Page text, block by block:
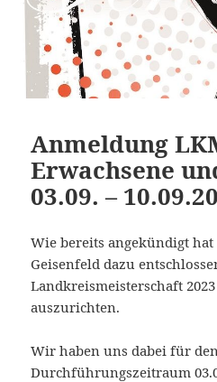
Anmeldung
Erwachsene
03.09. –
Wie bereits angekündigt
Geisenfeld dazu
Landkreismeisterschaft
auszurichten.
Wir haben uns dabei für den
Durchführungszeitraum